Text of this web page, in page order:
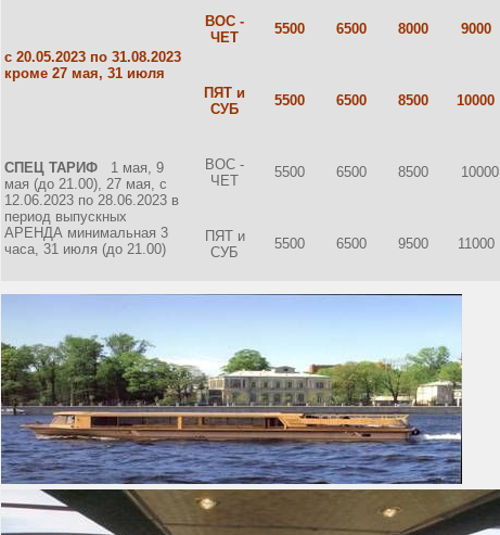
с 20.05.2023 по 31.08.2023
кроме 27 мая, 31 июля
ВОС -
ЧЕТ
5500 6500 8000 9000
ПЯТ и
СУБ
5500 6500 8500 10000
СПЕЦ ТАРИФ 1 мая, 9
мая (до 21.00), 27 мая, с
12.06.2023 по 28.06.2023 в
период выпускных
АРЕНДА минимальная 3
часа, 31 июля (до 21.00)
ВОС -
ЧЕТ
5500 6500 8500 10000
ПЯТ и
СУБ
5500 6500 9500 11000